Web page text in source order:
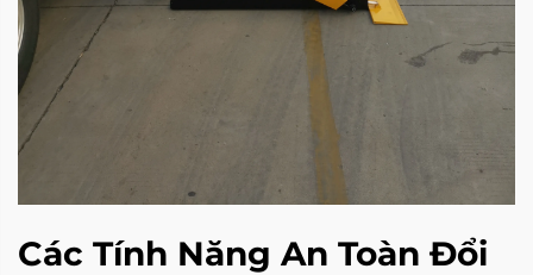
Các Tính Năng An Toàn Đổi